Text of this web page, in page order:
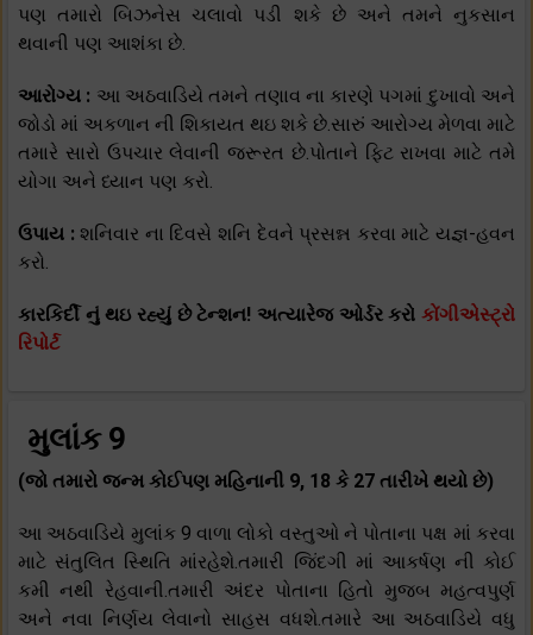
પણ તમારો બિઝનેસ ચલાવો પડી શકે છે અને તમને નુકસાન
થવાની પણ આશંકા છે.
આરોગ્ય : આ અઠવાડિયે તમને તણાવ ના કારણે પગમાં દુખાવો અને
જોડો માં અકળાન ની શિકાયત થઇ શકે છે.સારું આરોગ્ય મેળવા માટે
તમારે સારો ઉપચાર લેવાની જરૂરત છે.પોતાને ફિટ રાખવા માટે તમે
યોગા અને ધ્યાન પણ કરો.
ઉપાય : શનિવાર ના દિવસે શનિ દેવને પ્રસન્ન કરવા માટે યજ્ઞ-હવન
કરો.
કારકિર્દી નું થઇ રહ્યું છે ટેન્શન! અત્યારેજ ઓર્ડર કરો કોંગીએસ્ટ્રો
રિપોર્ટ
મુલાંક 9
(જો તમારો જન્મ કોઈપણ મહિનાની 9, 18 કે 27 તારીખે થયો છે)
આ અઠવાડિયે મુલાંક 9 વાળા લોકો વસ્તુઓ ને પોતાના પક્ષ માં કરવા
માટે સંતુલિત સ્થિતિ માંરહેશે.તમારી જિંદગી માં આકર્ષણ ની કોઈ
કમી નથી રેહવાની.તમારી અંદર પોતાના હિતો મુજબ મહત્વપુર્ણ
અને નવા નિર્ણય લેવાનો સાહસ વધશે.તમારે આ અઠવાડિયે વધુ